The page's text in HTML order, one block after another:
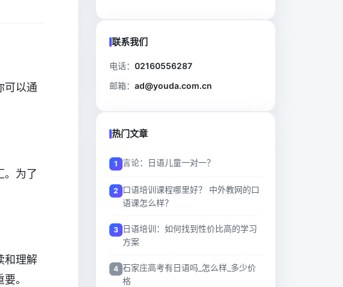
可以通
。为了
和理解
。
联系我们
电话： 02160556287
邮箱： ad@youda.com.cn
热门文章
言论：日语儿童一对一？
口语培训课程哪里好？ 中外教网的口
语课怎么样？
日语培训：如何找到性价比高的学习
方案
石家庄高考有日语吗_怎么样_多少价
格